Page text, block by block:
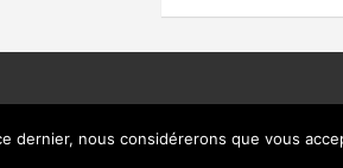
dernier, nous considérerons que vous